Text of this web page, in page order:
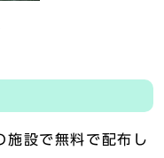
設で無料で配布し